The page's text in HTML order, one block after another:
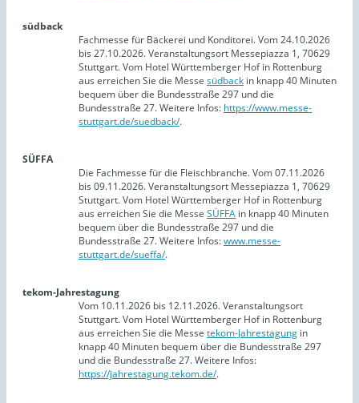
südback
Fachmesse für Bäckerei und Konditorei. Vom 24.10.2026
bis 27.10.2026. Veranstaltungsort Messepiazza 1, 70629
Stuttgart. Vom Hotel Württemberger Hof in Rottenburg
aus erreichen Sie die Messe südback in knapp 40 Minuten
bequem über die Bundesstraße 297 und die
Bundesstraße 27. Weitere Infos: https://www.messe-
stuttgart.de/suedback/.
SÜFFA
Die Fachmesse für die Fleischbranche. Vom 07.11.2026
bis 09.11.2026. Veranstaltungsort Messepiazza 1, 70629
Stuttgart. Vom Hotel Württemberger Hof in Rottenburg
aus erreichen Sie die Messe SÜFFA in knapp 40 Minuten
bequem über die Bundesstraße 297 und die
Bundesstraße 27. Weitere Infos:www.messe-
stuttgart.de/sueffa/.
tekom-Jahrestagung
Vom 10.11.2026 bis 12.11.2026. Veranstaltungsort
Stuttgart. Vom Hotel Württemberger Hof in Rottenburg
aus erreichen Sie die Messe tekom-Jahrestagung in
knapp 40 Minuten bequem über die Bundesstraße 297
und die Bundesstraße 27. Weitere Infos:
https://jahrestagung.tekom.de/.